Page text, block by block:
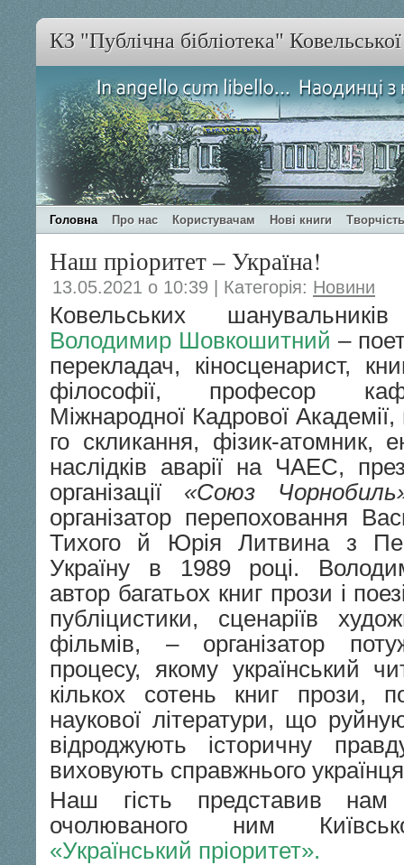
КЗ "Публічна бібліотека"
Головна Про нас Користувачам Нові книги
Наш пріоритет – Україна!
13.05.2021 о 10:39 | Категорія: Новини
Ковельських
Володимир Шовкошитний –
перекладач, кіносценарист,
філософії, професор
Міжнародної Кадрової
го скликання, фізик-атомник,
наслідків аварії на ЧАЕС,
організації «Союз
організатор перепоховання
Тихого й Юрія Литвина з
Україну в 1989 році.
автор багатьох книг прози і
публіцистики, сценаріїв
фільмів, – організатор
процесу, якому український
кількох сотень книг прози,
наукової літератури, що
відроджують історичну
виховують справжнього
Наш гість представив нам
очолюваного ним
«Український пріоритет».